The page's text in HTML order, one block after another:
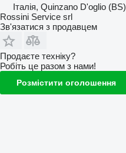
Італія, Quinzano D'oglio (BS)
Rossini Service srl
Зв'язатися з продавцем
Продаєте техніку?
Робіть це разом з нами!
Розмістити оголошення